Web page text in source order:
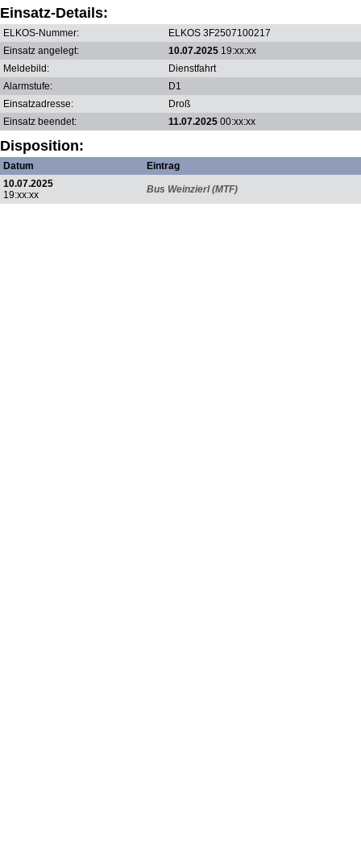
Einsatz-Details:
ELKOS-Nummer:
ELKOS 3F2507100217
Einsatz angelegt:
10.07.2025 19:xx:xx
Meldebild:
Dienstfahrt
Alarmstufe:
D1
Einsatzadresse:
Droß
Einsatz beendet:
11.07.2025 00:xx:xx
Disposition:
Datum
Eintrag
10.07.2025
19:xx:xx
Bus Weinzierl (MTF)